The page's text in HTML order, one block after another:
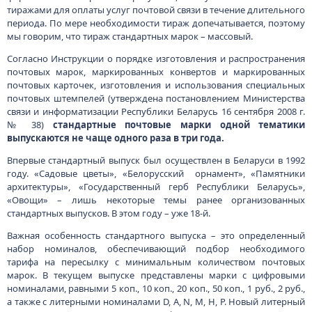
тиражами для оплаты услуг почтовой связи в течение длительного
периода. По мере необходимости тираж допечатывается, поэтому
мы говорим, что тираж стандартных марок – массовый.
Согласно Инструкции о порядке изготовления и распространения
почтовых марок, маркированных конвертов и маркированных
почтовых карточек, изготовления и использования специальных
почтовых штемпелей (утверждена постановлением Министерства
связи и информатизации Республики Беларусь 16 сентября 2008 г.
№ 38) стандартные почтовые марки одной тематики
выпускаются не чаще одного раза в три года.
Впервые стандартный выпуск был осуществлен в Беларуси в 1992
году. «Садовые цветы», «Белорусский орнамент», «Памятники
архитектуры», «Государственный герб Республики Беларусь»,
«Овощи» – лишь некоторые темы ранее организованных
стандартных выпусков. В этом году – уже 18-й.
Важная особенность стандартного выпуска – это определенный
набор номиналов, обеспечивающий подбор необходимого
тарифа на пересылку с минимальным количеством почтовых
марок. В текущем выпуске представлены марки с цифровыми
номиналами, равными 5 коп., 10 коп., 20 коп., 50 коп., 1 руб., 2 руб.,
а также с литерными номиналами D, A, N, M, H, P. Новый литерный